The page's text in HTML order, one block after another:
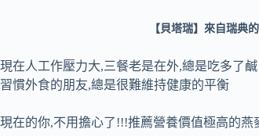
【貝塔瑞】來自瑞典
現在人工作壓力大,三餐老是在外,總是吃多了
習慣外食的朋友,總是很難維持健康的平衡
現在的你,不用擔心了!!!推薦營養價值極高的燕